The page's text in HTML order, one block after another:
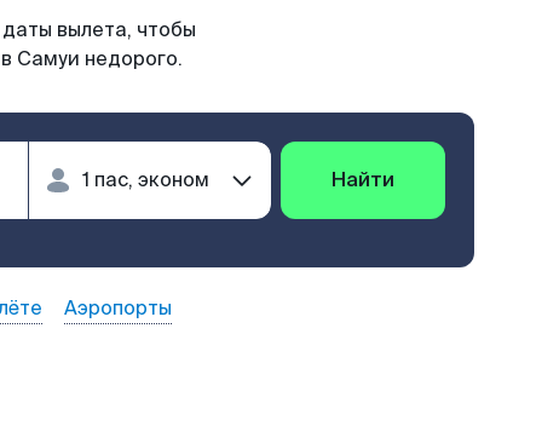
вылета, чтобы
Самуи недорого.
Найти
Аэропорты